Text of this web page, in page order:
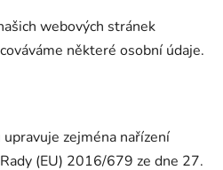
webových stránek
některé osobní údaje.
zejména nařízení
(EU) 2016/679 ze dne 27.